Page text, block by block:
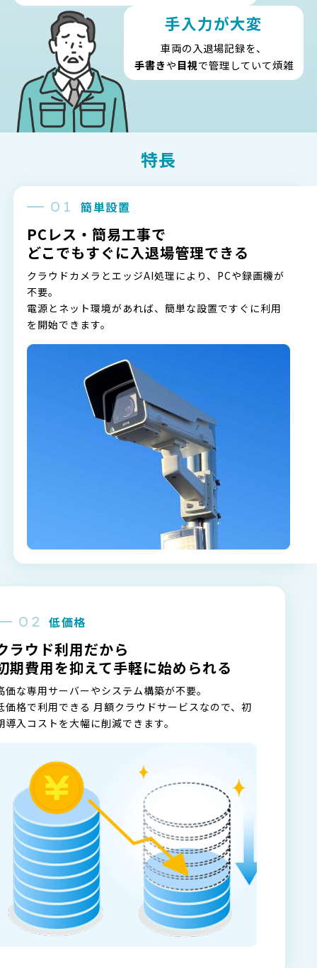
手入力が大変
車両の入退場記録を、
手書きや目視で管理していて煩雑
特長
簡単設置
PCレス・簡易工事で
どこでもすぐに入退場管理できる
クラウドカメラとエッジAI処理により、PCや録画機が
不要。
電源とネット環境があれば、簡単な設置ですぐに利用
を開始できます。
低価格
ラウド利用だから
期費用を抑えて手軽に始められる
価な専用サーバーやシステム構築が不要。
価格で利用できる 月額クラウドサービスなので、初
導入コストを大幅に削減できます。